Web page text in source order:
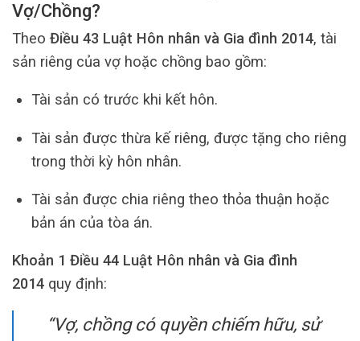
Vợ/Chồng?
Theo Điều 43 Luật Hôn nhân và Gia đình 2014, tài
sản riêng của vợ hoặc chồng bao gồm:
Tài sản có trước khi kết hôn.
Tài sản được thừa kế riêng, được tặng cho riêng
trong thời kỳ hôn nhân.
Tài sản được chia riêng theo thỏa thuận hoặc
bản án của tòa án.
Khoản 1 Điều 44 Luật Hôn nhân và Gia đình
2014 quy định:
“Vợ, chồng có quyền chiếm hữu, sử